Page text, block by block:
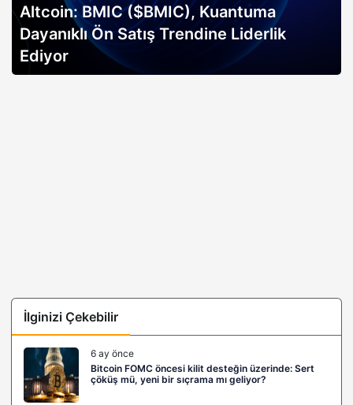
Altcoin: BMIC ($BMIC), Kuantuma
Dayanıklı Ön Satış Trendine Liderlik
Ediyor
İlginizi Çekebilir
6 ay önce
Bitcoin FOMC öncesi kilit desteğin üzerinde: Sert
çöküş mü, yeni bir sıçrama mı geliyor?